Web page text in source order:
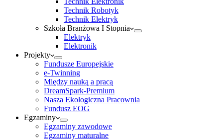
Technik Robotyk
Technik Elektryk
Szkoła Branżowa I Stopnia
Elektryk
Elektronik
Projekty
Fundusze Europejskie
e-Twinning
Między nauką a pracą
DreamSpark-Premium
Nasza Ekologiczna Pracownia
Fundusz EOG
Egzaminy
Egzaminy zawodowe
Egzaminy maturalne